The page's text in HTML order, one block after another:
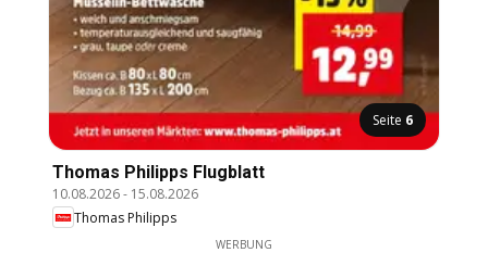
Seite 6
Thomas Philipps Flugblatt
10.08.2026- 15.08.2026
Thomas Philipps
WERBUNG